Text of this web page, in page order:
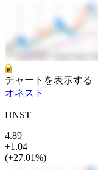
チャートを表示する
オネスト
HNST
4.89
+1.04
(+27.01%)